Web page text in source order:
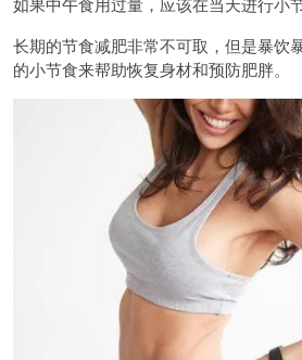
长期的节食减肥非常不可取，但是暴饮
的小节食来帮助恢复身材和预防肥胖。